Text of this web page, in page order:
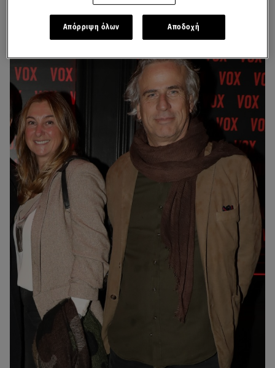
σύζυγό της. Γιώργο Καββαδά
Απόρριψη όλων Αποδοχή